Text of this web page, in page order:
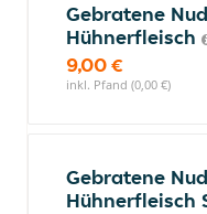
Gebratene
Hühnerfleisch
9,00 €
inkl. Pfand (0,00 €)
Gebratene
Hühnerfleisch